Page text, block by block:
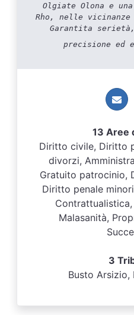
Olgiate Olona e
Rho, nelle
Garantita
precisione ed
13 Aree
Diritto civile, Diritto
divorzi,
Gratuito patrocinio,
Diritto penale
Malasanità,
3
Busto Arsizio,